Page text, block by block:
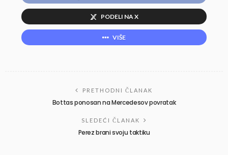
PODELI NA X
VIŠE
PRETHODNI ČLANAK
Bottas ponosan na Mercedesov povratak
SLEDEĆI ČLANAK
Perez brani svoju taktiku